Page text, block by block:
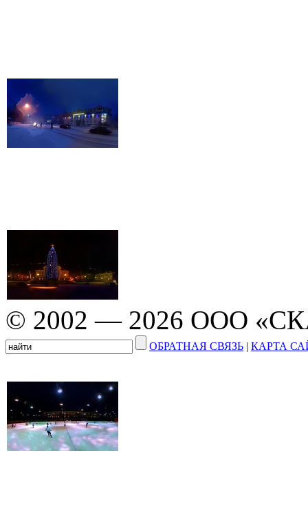
© 2002 — 2026 ООО
ОБРАТНАЯ СВЯЗЬ | КАРТА